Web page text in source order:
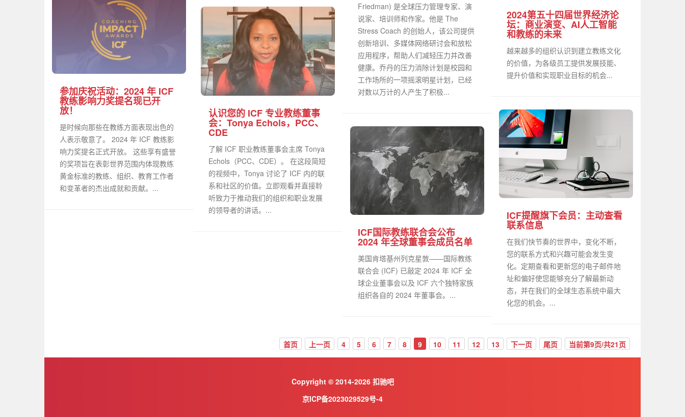
Friedman) 是全球压力管理专家、演
说家、培训师和作家。他是 The
Stress Coach 的创始人，该公司提供
创新培训、多媒体网络研讨会和放松
应用程序，帮助人们减轻压力并改善
健康。乔丹的压力消除计划是校园和
工作场所的一项摇滚明星计划，已经
对数以万计的人产生了积极...
2024第五十四届世界经济论
坛：商业演变、AI人工智能
和教练的未来
越来越多的组织认识到建立教练文化
的价值，为各级员工提供发展技能、
提升价值和实现职业目标的机会...
参加庆祝活动：2024 年 ICF
教练影响力奖提名现已开
放！
是时候向那些在教练方面表现出色的
人表示敬意了。 2024 年 ICF 教练影
响力奖提名正式开放。 这些享有盛誉
的奖项旨在表彰世界范围内体现教练
黄金标准的教练、组织、教育工作者
和变革者的杰出成就和贡献。...
认识您的 ICF 专业教练董事
会：Tonya Echols，PCC、
CDE
了解 ICF 职业教练董事会主席 Tonya
Echols（PCC、CDE）。 在这段简短
的视频中，Tonya 讨论了 ICF 内的联
系和社区的价值。立即观看并直接聆
听致力于推动我们的组织和职业发展
的领导者的讲话。...
ICF提醒旗下会员：主动查看
联系信息
在我们快节奏的世界中，变化不断，
您的联系方式和兴趣可能会发生变
化。定期查看和更新您的电子邮件地
址和偏好使您能够充分了解最新动
态，并在我们的全球生态系统中最大
化您的机会。...
ICF国际教练联合会公布
2024 年全球董事会成员名单
美国肯塔基州列克星敦——国际教练
联合会 (ICF) 已敲定 2024 年 ICF 全
球企业董事会以及 ICF 六个独特家族
组织各自的 2024 年董事会。...
首页 上一页 4 5 6 7 8 9 10 11 12 13 下一页 尾页 当前第9页/共21页
Copyright © 2014-2026 扣驰吧
京ICP备2023029529号-4